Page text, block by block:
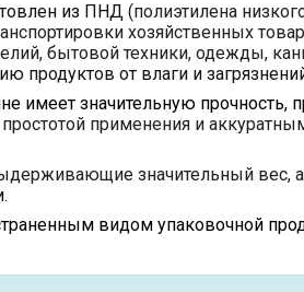
из ПНД (полиэтилена
хозяйственных
бытовой техники, одежды,
продуктов от влаги и
имеет значительную прочность,
простотой применения и
значительный вес, а
видом упаковочной